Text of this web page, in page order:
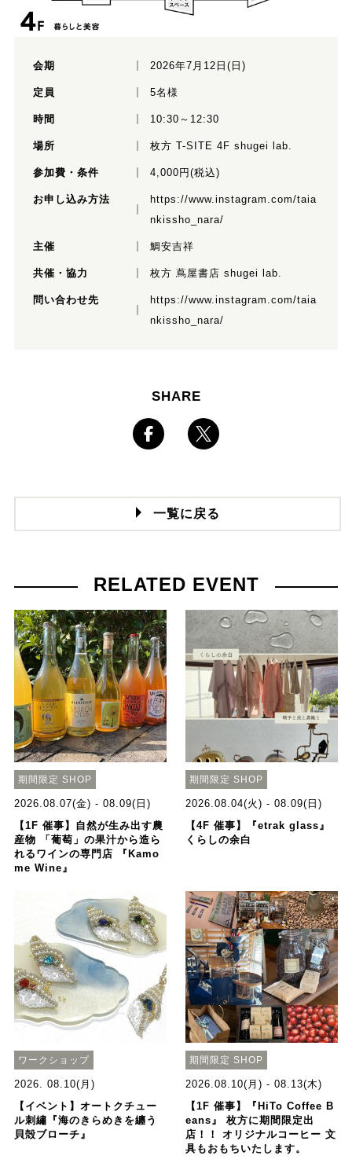
会期 2026年7月12日(日)
定員 5名様
時間 10:30～12:30
場所 枚方 T-SITE 4F shugei lab.
参加費・条件 4,000円(税込)
お申し込み方法
https://www.instagram.com/taia
nkissho_nara/
主催 鯛安吉祥
共催・協力 枚方 蔦屋書店 shugei lab.
問い合わせ先
https://www.instagram.com/taia
nkissho_nara/
SHARE
一覧に戻る
RELATED EVENT
期間限定 SHOP
2026.08.07(金) - 08.09(日)
【1F 催事】自然が生み出す農
産物 「葡萄」の果汁から造ら
れるワインの専門店 『Kamo
me Wine』
期間限定 SHOP
2026.08.04(火) - 08.09(日)
【4F 催事】『etrak glass』
くらしの余白
ワークショップ
2026. 08.10(月)
【イベント】オートクチュー
ル刺繡『海のきらめきを纏う
貝殻ブローチ』
期間限定 SHOP
2026.08.10(月) - 08.13(木)
【1F 催事】『HiTo Coffee B
eans』 枚方に期間限定出
店！！ オリジナルコーヒー 文
具もおもちいたします。